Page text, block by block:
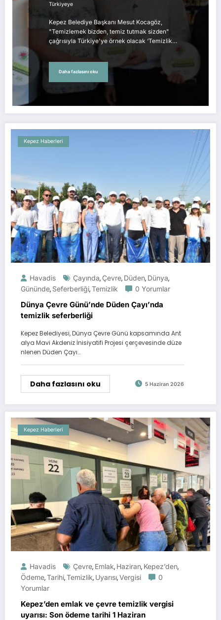
Türkiyeye
Kepez Belediye Başkanı Mesut Kocagöz,
"Temizlemek bizden, temiz tutmak sizden"
çağrısıyla Türkiye'ye örnek olacak ‘Temizlik…
Daha fazlasını oku
Kepez Haberleri
Havadis Çayında, Çevre, Düden, Dünya,
Gününde, Seferberliği,Temizlik 0 Yorumlar
Dünya Çevre Günü’nde Düden Çayı’nda
temizlik seferberliği
Kepez Belediyesi, Dünya Çevre Günü kapsamında Ant
alya Mavi Akdeniz İnisiyatifi Projesi çerçevesinde düze
nlenen Düden Çayı…
Daha fazlasını oku 5 Haziran 2026
Kepez Haberleri
Havadis Çevre, Emlak, Haziran, Kepez’den,
Ödeme,Tarihi,Temizlik, Uyarısı,Vergisi
0
Yorumlar
Kepez’den emlak ve çevre temizlik vergisi
uyarısı: Son ödeme tarihi 1 Haziran